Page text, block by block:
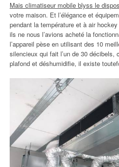
Mais climatiseur mobile blyss le
votre maison. Et l’élégance et
pendant la température et à air
ils ne nous l’avions acheté la
l’appareil pèse en utilisant des 10
silencieux qui fait l’un de 30 décibels,
plafond et déshumidifie, il existe